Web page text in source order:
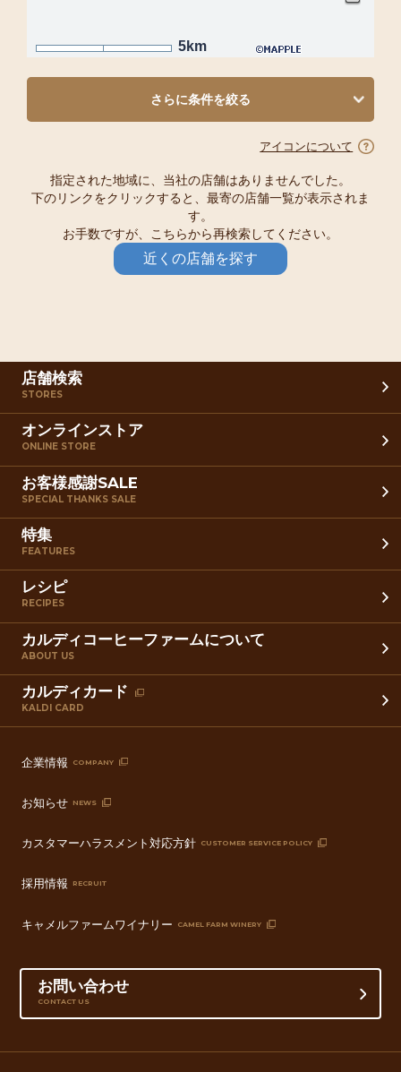
5km
さらに条件を絞る
アイコンについて
指定された地域に、当社の店舗はありませんでした。
下のリンクをクリックすると、最寄の店舗一覧が表示されま
す。
お手数ですが、こちらから再検索してください。
近くの店舗を探す
店舗検索
STORES
オンラインストア
ONLINE STORE
お客様感謝SALE
SPECIAL THANKS SALE
特集
FEATURES
レシピ
RECIPES
カルディコーヒーファームについて
ABOUT US
カルディカード
KALDI CARD
企業情報 COMPANY
お知らせ NEWS
カスタマーハラスメント対応方針 CUSTOMER SERVICE POLICY
採用情報 RECRUIT
キャメルファームワイナリー CAMEL FARM WINERY
お問い合わせ
CONTACT US